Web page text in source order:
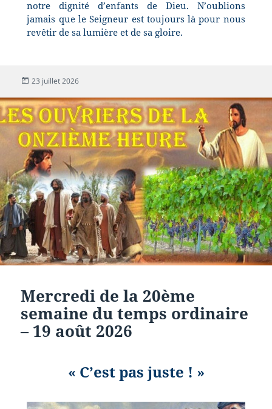
notre dignité d’enfants de Dieu. N’oublions
jamais que le Seigneur est toujours là pour nous
revêtir de sa lumière et de sa gloire.
23 juillet 2026
Mercredi de la 20ème
semaine du temps ordinaire
– 19 août 2026
« C’est pas juste ! »